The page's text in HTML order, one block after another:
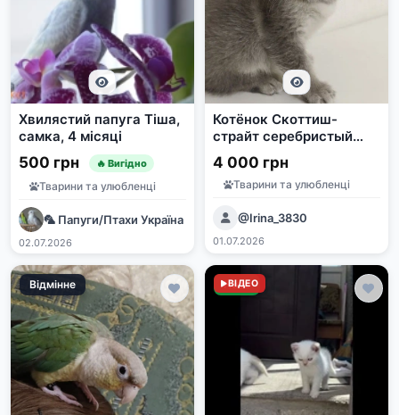
Хвилястий папуга Тіша,
самка, 4 місяці
500 грн 🔥 Вигідно
Тварини та улюбленці
🦜 Папуги/Птахи Україна | Продаж та прилаштування | e-pet
02.07.2026
Котёнок Скоттиш-
страйт серебристый
Табби
4 000 грн
Тварини та улюбленці
@Irina_3830
01.07.2026
Відмінне Нове
ВІДЕО